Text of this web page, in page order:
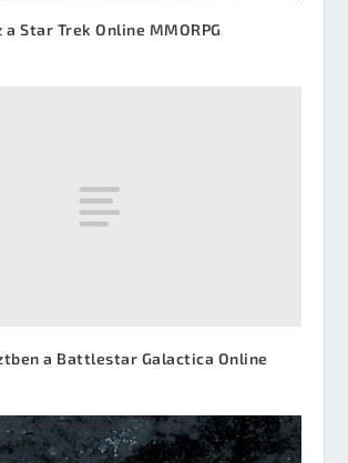
Star Trek Online MMORPG
a Battlestar Galactica Online